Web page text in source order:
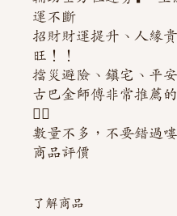
運不斷
招財財運提升、人緣
旺！！
擋災避險、鎮宅、平
古巴金師傅非常推薦的
👍🏻
數量不多，不要錯過
商品評價
了解商品